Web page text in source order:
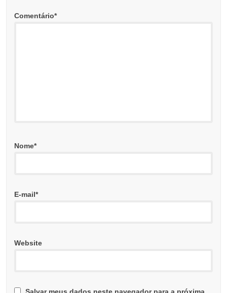
Comentário*
Nome*
E-mail*
Website